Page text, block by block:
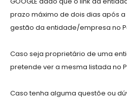
prazo máximo de dois dias após
gestão da entidade/empresa no
Caso seja proprietário de uma
pretende ver a mesma listada no
Caso tenha alguma questõe ou